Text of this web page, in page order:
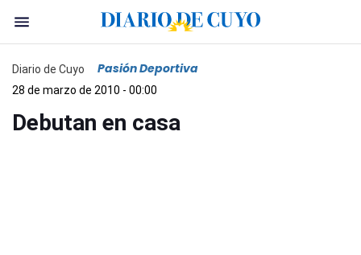
Diario de Cuyo Pasión Deportiva
28 de marzo de 2010 - 00:00
Debutan en casa